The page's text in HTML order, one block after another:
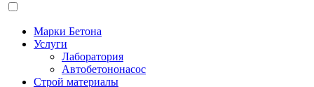
Марки Бетона
Услуги
Лаборатория
Автобетононасос
Строй материалы